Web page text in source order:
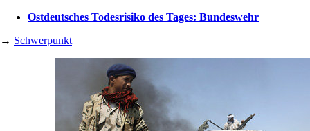
Ostdeutsches Todesrisiko des Tages: Bundeswehr
→ Schwerpunkt